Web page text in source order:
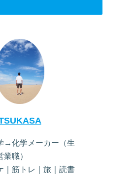
→化学メーカー（生
職）
｜筋トレ｜旅｜読書